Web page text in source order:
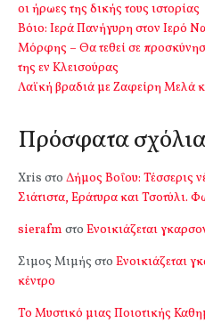
οι ήρωες της δικής τους ιστορίας
Βόιο: Ιερά Πανήγυρη στον Ιερό
Μόρφης – Θα τεθεί σε
της εν Κλεισούρας
Λαϊκή βραδιά με Ζαφείρη Μελά
Πρόσφατα
Xris στο Δήμος Βοΐου: Τέσσερις
Σιάτιστα, Εράτυρα και Τσοτύλι.
sierafm στο Ενοικιάζεται
Σιμος Μιμής στο Ενοικιάζεται
κέντρο
Το Μυστικό μιας Ποιοτικής